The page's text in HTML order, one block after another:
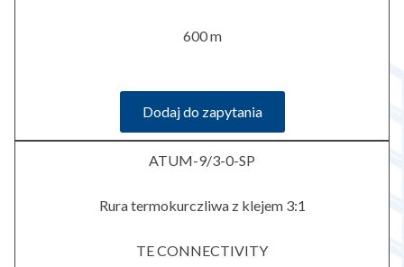
600 m
Dodaj do zapytania
ATUM-9/3-0-SP
Rura termokurczliwa z klejem 3:1
TE CONNECTIVITY